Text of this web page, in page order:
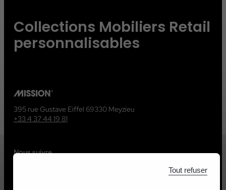
Collections Mobiliers Retail
personnalisables
395 rue Gustave Eiffel 69330 Meyzieu
+33 4 37 44 19 81
Nous suivre
Tout refuser